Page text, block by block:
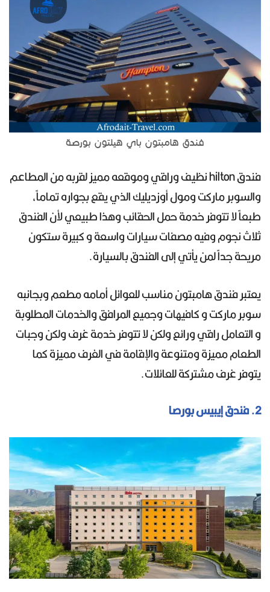
فندق هامبتون باي هيلتون بورصة
فندق hilton نظيف وراقي وموقعه مميز لقربه من المطاعم
والسوبر ماركت ومول أوزديليك الذي يقع بجواره تماماً،
طبعاً لا تتوفر خدمة حمل الحقائب وهذا طبيعي لأن الفندق
ثلاث نجوم وفيه مصفات سيارات واسعة و كبيرة ستكون
مريحة جداً لمن يأتي إلى الفندق بالسيارة.
يعتبر فندق هامبتون مناسب للعوائل أمامه مطعم وبجانبه
سوبر ماركت و كافيهات وجميع المرافق والخدمات المطلوبة
و التعامل راقي ورائع ولكن لا تتوفر خدمة غرف ولكن وجبات
الطعام مميزة ومتنوعة والإقامة في الغرف مميزة كما
يتوفر غرف مشتركة للعائلات.
2. فندق إيبيس بورصا